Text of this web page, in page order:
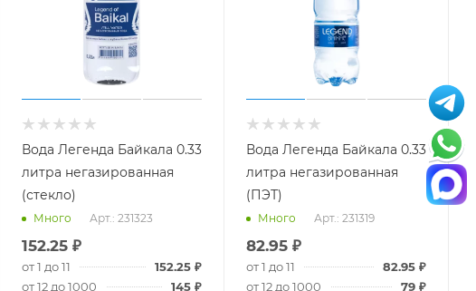
Вода Легенда Байкала 0.33
литра негазированная
(стекло)
Много Арт.: 231323
152.25₽
от 1 до 11 152.25₽
от 12 до 1000
145₽
Вода Легенда Байкала 0.33
литра негазированная
(ПЭТ)
Много Арт.: 231319
82.95₽
от 1 до 11 82.95 ₽
от 12 до 1000
79 ₽